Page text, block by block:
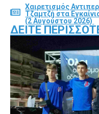
Χαιρετισμός
Τζαμτζή στα
(2 Αυγούστου 2026)
ΔΕΊΤΕ